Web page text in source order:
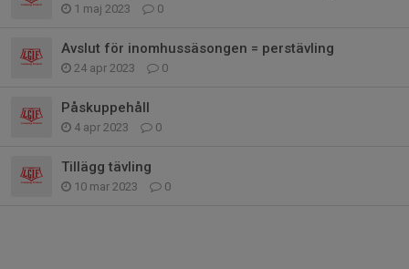
1 maj 2023 0
Avslut för inomhussäsongen = perstävling
24 apr 2023 0
Påskuppehåll
4 apr 2023 0
Tillägg tävling
10 mar 2023 0